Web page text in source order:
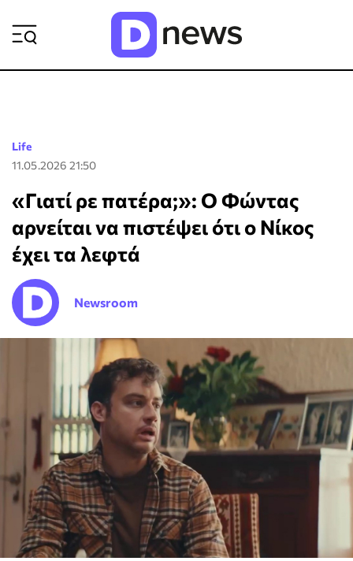
Life
11.05.2026 21:50
«Γιατί ρε πατέρα;»: Ο Φώντας
αρνείται να πιστέψει ότι ο Νίκος
έχει τα λεφτά
Newsroom